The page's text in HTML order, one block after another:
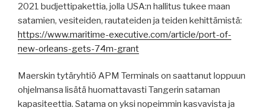
2021 budjettipakettia, jolla USA:n hallitus tukee maan
satamien, vesiteiden, rautateiden ja teiden kehittämistä:
https://www.maritime-executive.com/article/port-of-
new-orleans-gets-74m-grant
Maerskin tytäryhtiö APM Terminals on saattanut loppuun
ohjelmansa lisätä huomattavasti Tangerin sataman
kapasiteettia. Satama on yksi nopeimmin kasvavista ja